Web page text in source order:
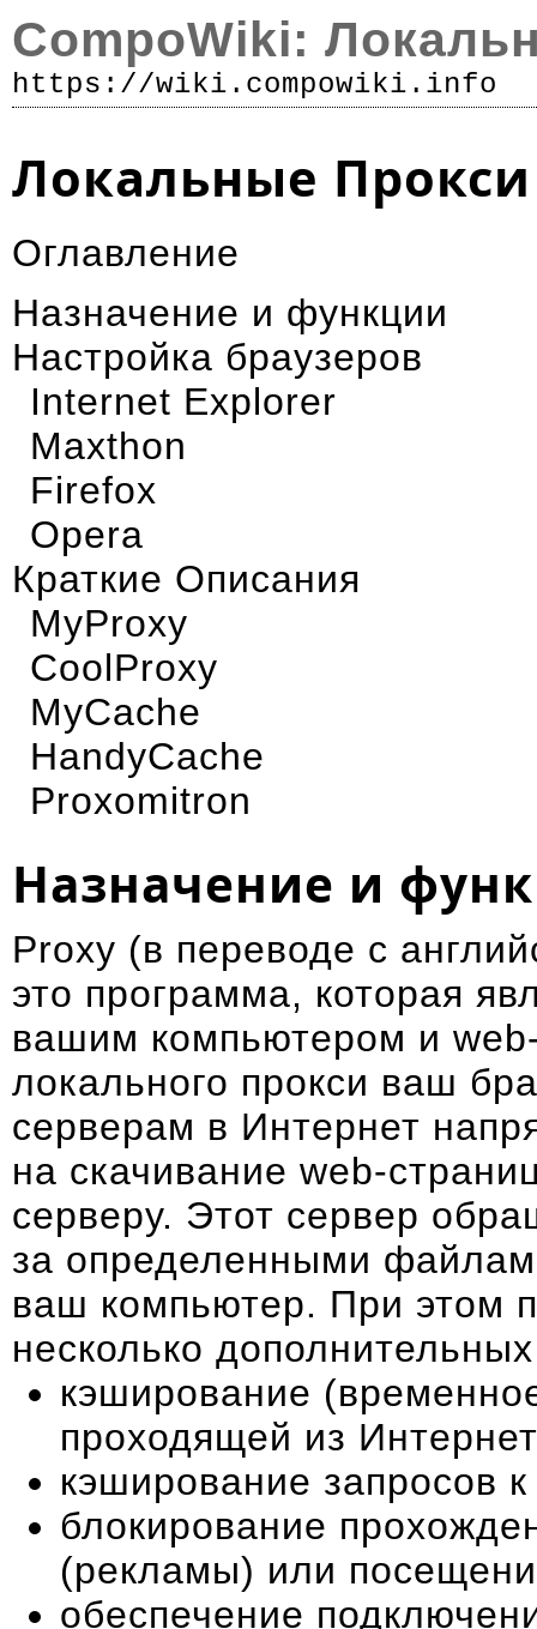
CompoWiki:
https://wiki.compowiki.info
Локальные
Оглавление
Назначение и функции
Настройка браузеров
Internet Explorer
Maxthon
Firefox
Opera
Краткие Описания
MyProxy
CoolProxy
MyCache
HandyCache
Proxomitron
Назначение и
Proxy (в переводе с
это программа, которая
вашим компьютером и
локального прокси ваш
серверам в Интернет
на скачивание web-
серверу. Этот сервер
за определенными
ваш компьютер. При этом
несколько
кэширование
проходящей из
кэширование запросов
блокирование
(рекламы) или
обеспечение